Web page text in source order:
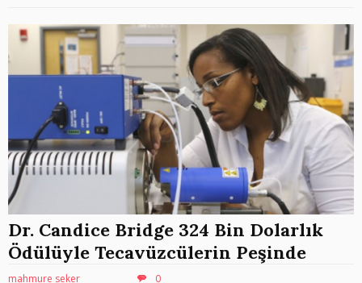
Dr. Candice Bridge 324 Bin Dolarlık
Ödülüyle Tecavüzcülerin Peşinde
mahmure seker 0